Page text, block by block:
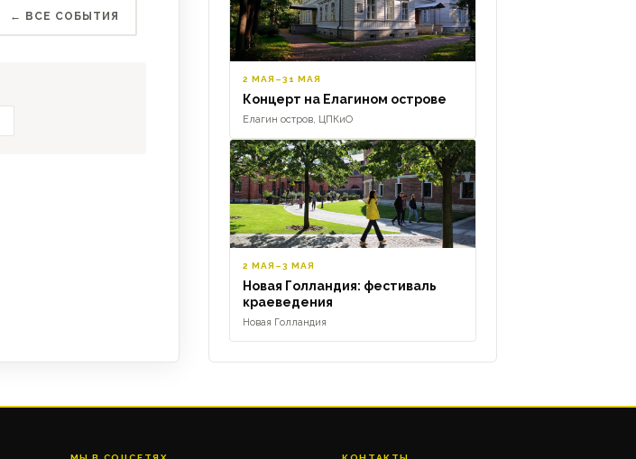
← ВСЕ СОБЫТИЯ
2 МАЯ–31 МАЯ
Концерт на Елагином острове
Елагин остров, ЦПКиО
2 МАЯ–3 МАЯ
Новая Голландия: фестиваль
краеведения
Новая Голландия